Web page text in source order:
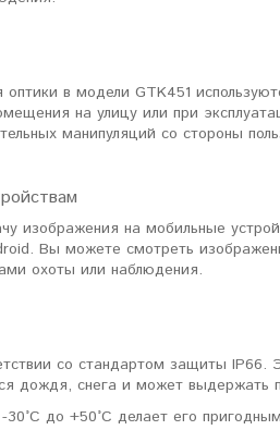
Евгений Стародуб
в модели GTK451
на улицу или при
манипуляций со стороны
изображения на мобильные
Вы можете смотреть
охоты или наблюдения.
со стандартом защиты IP66.
дождя, снега и может выдержать
до +50°C делает его